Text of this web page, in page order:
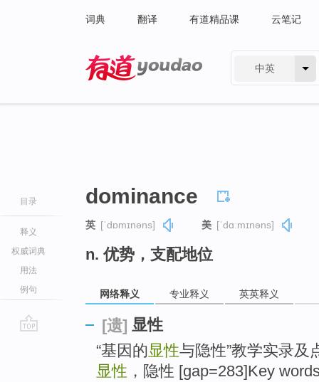
词典 翻译 有道精品课 云笔记
中英
目录
释义
权威词典
用法
例句
dominance
英 [ˈdɒmɪnəns] 美 [ˈdɑːmɪnəns]
n. 优势，支配地位
网络释义 专业释义 英英释义
[遗] 显性
“基因的显性与隐性”教学实录及
显性 ，隐性 [gap=283]Key